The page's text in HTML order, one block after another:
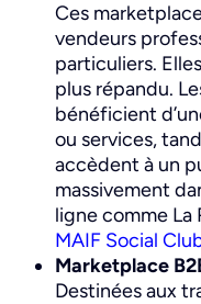
Ces
vendeurs
particuliers.
plus répandu.
bénéficient
ou services,
accèdent à un
massivement
ligne comme La
MAIF Social
Marketplace
Destinées aux